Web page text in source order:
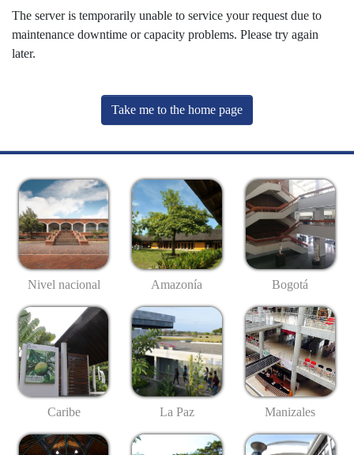
The server is temporarily unable to service your request due to
maintenance downtime or capacity problems. Please try again
later.
Take me to the home page
Nivel nacional Amazonía Bogotá
Caribe La Paz Manizales